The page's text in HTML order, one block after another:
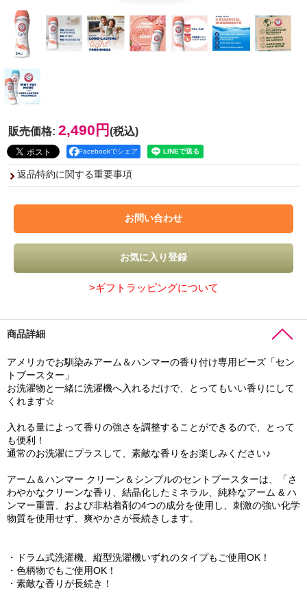
販売価格: 2,490円 (税込)
Facebookでシェア
返品特約に関する重要事項
>ギフトラッピングについて
商品詳細
アメリカでお馴染みアーム＆ハンマーの香り付け専用ビーズ「セン
トブースター」
お洗濯物と一緒に洗濯機へ入れるだけで、とってもいい香りにして
くれます☆
入れる量によって香りの強さを調整することができるので、とって
も便利！
通常のお洗濯にプラスして、素敵な香りをお楽しみください♪
アーム＆ハンマー クリーン＆シンプルのセントブースターは、「さ
わやかなクリーンな香り、結晶化したミネラル、純粋なアーム & ハ
ンマー重曹、および非粘着剤の4つの成分を使用し、刺激の強い化学
物質を使用せず、爽やかさが長続きします。
・ドラム式洗濯機、縦型洗濯機いずれのタイプもご使用OK！
・色柄物でもご使用OK！
・素敵な香りが長続き！